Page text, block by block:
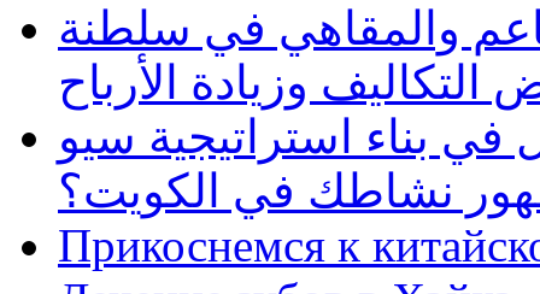
والمقاهي في سلطنة
وزيادة الأرباح
بناء استراتيجية سيو
نشاطك في الكويت؟
Прикоснемся к